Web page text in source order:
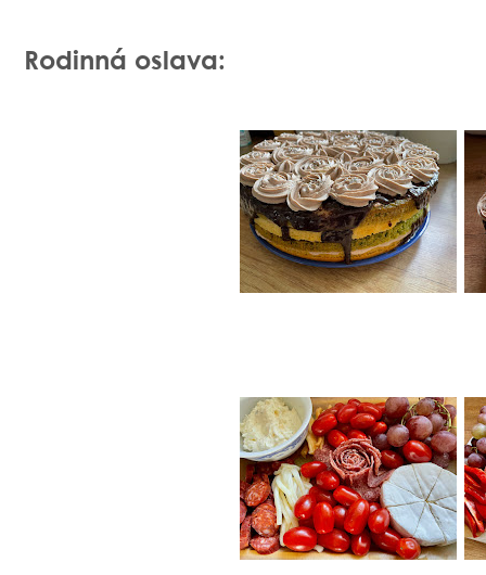
Rodinná oslava: